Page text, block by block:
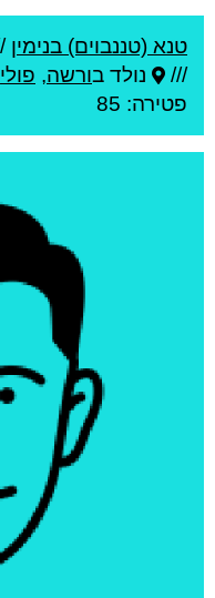
טנא (טננבוים) בנימין
///
נולד בורשה,
פטירה: 85